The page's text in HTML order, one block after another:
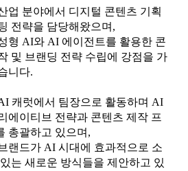
업 분야에서 디지털 콘텐츠 기획
전략을 담당해왔으며,
형 AI와 AI 에이전트를 활용한 콘
및 브랜딩 전략 수립에 강점을 가
니다.
캐럿에서 팀장으로 활동하며 AI
에이티브 전략과 콘텐츠 제작 프
총괄하고 있으며,
랜드가 AI 시대에 효과적으로 소
는 새로운 방식들을 제안하고 있